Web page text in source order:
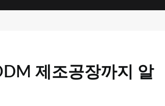
제조공장까지 알